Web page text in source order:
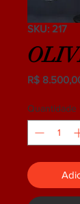
SKU: 217
R$
Quantidade